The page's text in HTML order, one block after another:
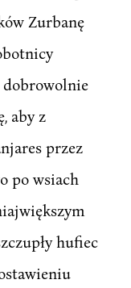
Zurbanę
dobrowolnie
aby z
przez
po wsiach
hufiec